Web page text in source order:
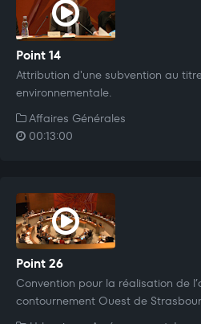
Point 14
Attribution d'une subvention au
environnementale.
Affaires Générales
00:13:00
Point 26
Convention pour la réalisation de
contournement Ouest de